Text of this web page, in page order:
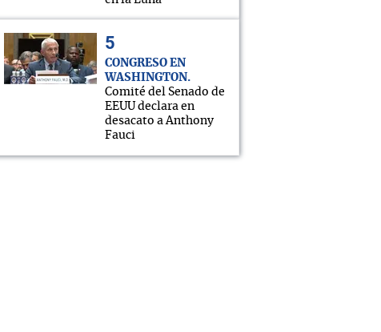
CONGRESO EN
WASHINGTON
Comité del Senado de
EEUU declara en
desacato a Anthony
Fauci